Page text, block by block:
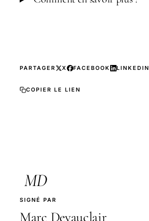
PARTAGER X FACEBOOK LINKEDIN
COPIER LE LIEN
MD
SIGNÉ PAR
Marc Devauclair